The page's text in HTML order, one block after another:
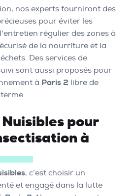
nos experts fourniront des
pour éviter les
régulier des zones à
de la nourriture et la
Des services de
sont aussi proposés pour
à Paris 2 libre de
pour
à
, c’est choisir un
et engagé dans la lutte